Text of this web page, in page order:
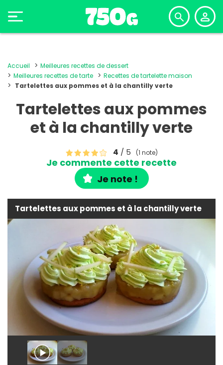
Accueil
Meilleures recettes de dessert
Meilleures recettes de tarte
Recettes de tartelette maison
Tartelettes aux pommes et à la chantilly verte
Tartelettes aux pommes
et à la chantilly verte
4 / 5 (1 note)
Je commente cette recette
Je note !
Tartelettes aux pommes et à la chantilly verte